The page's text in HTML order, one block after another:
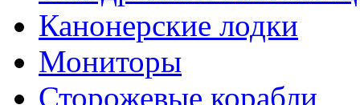
Канонерские лодки
Мониторы
Сторожевые корабли